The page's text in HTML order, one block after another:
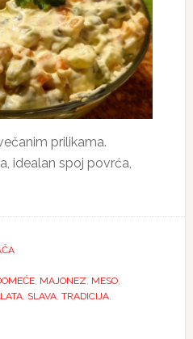
prilikama.
idealan spoj povrća,
, MAJONEZ, MESO,
, SLAVA, TRADICIJA,